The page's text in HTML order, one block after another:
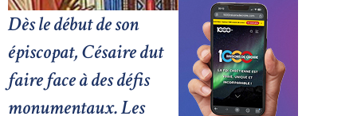
Dès le début de son
épiscopat, Césaire dut
faire face à des défis
monumentaux. Les